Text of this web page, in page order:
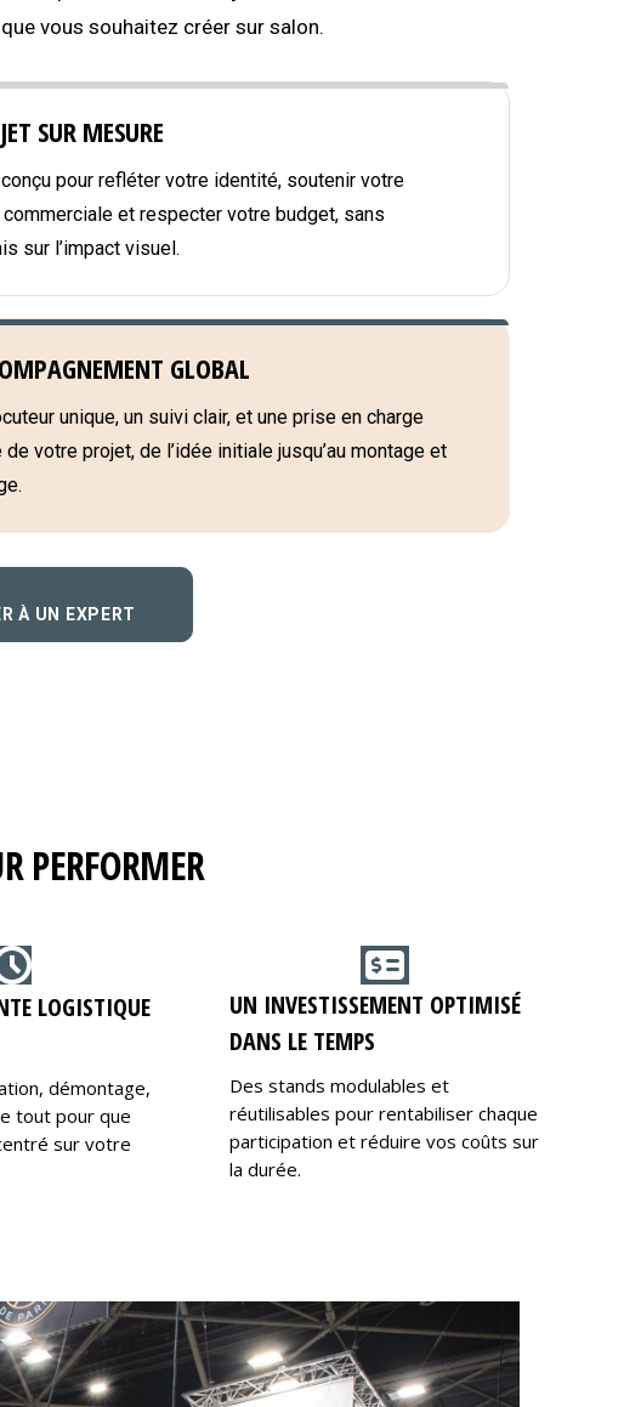
que vous souhaitez créer sur salon.
SUR MESURE
pour refléter votre identité, soutenir votre
et respecter votre budget, sans
sur l’impact visuel.
GLOBAL
unique, un suivi clair, et une prise en charge
votre projet, de l’idée initiale jusqu’au montage et
À UN EXPERT
PERFORMER
LOGISTIQUE
démontage,
tout pour que
sur votre
UN INVESTISSEMENT OPTIMISÉ
DANS LE TEMPS
Des stands modulables et
réutilisables pour rentabiliser chaque
participation et réduire vos coûts sur
la durée.